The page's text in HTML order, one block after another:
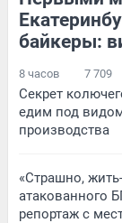
171
байкеры:
8 часов 7 709
Секрет
едим под
производства
«Страшно,
атакованного
репортаж с